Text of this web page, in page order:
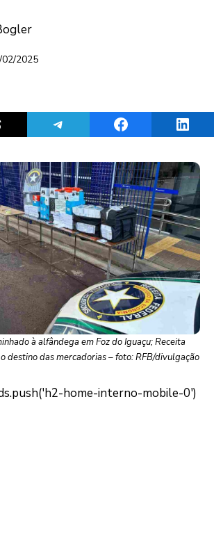
2025
Share on ThreadsShare on TelegramShare on Facebook
à alfândega em Foz do Iguaçu; Receita
destino das mercadorias – foto: RFB/divulgação